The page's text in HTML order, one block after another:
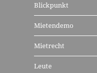
Blickpunkt
Mietendemo
Mietrecht
Leute